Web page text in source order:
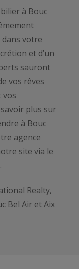
à Bouc
votre
et d’un
sauront
vos rêves
vos
plus sur
à Bouc
agence
site via le
Realty,
Bel Air et Aix